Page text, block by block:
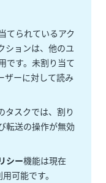
てられているアク
ションは、他のユ
です。未割り当て
ザーに対して読み
タスクでは、割り
転送の操作が無効
シー機能は現在
可能です。